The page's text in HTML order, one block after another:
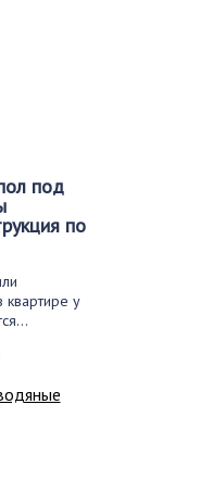
под
по
квартире у